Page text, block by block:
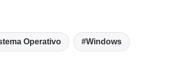
Operativo Windows